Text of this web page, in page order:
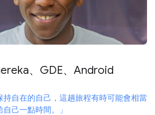
、GDE、Android
持自在的自己，這趟旅程有時可能會相當
己一點時間。」